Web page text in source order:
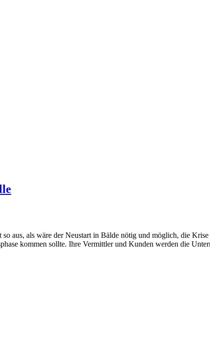
aus, als wäre der Neustart in Bälde nötig und möglich, die
kommen sollte. Ihre Vermittler und Kunden werden die